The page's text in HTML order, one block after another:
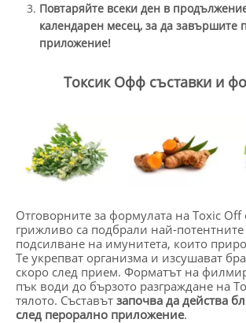
Повтаряйте всеки ден в
календарен месец, за да завършите
приложение!
Токсик Офф съставки и
Отговорните за формулата на Toxic Off
грижливо са подбрали най-потентните
подсилване на имунитета, които
Те укрепват организма и изсушават
скоро след прием. Форматът на
пък води до бързото разграждане на
тялото. Съставът започва да действа
след перорално приложение.